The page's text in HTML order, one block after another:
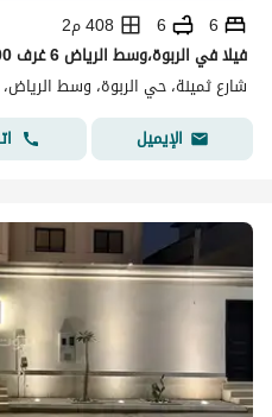
6
6
408 م2
فیلا في الربوة،وسط الرياض 6 غرف 220000 SAR - 88034002
شارع ثمينة، حي الربوة، وسط
الإيميل